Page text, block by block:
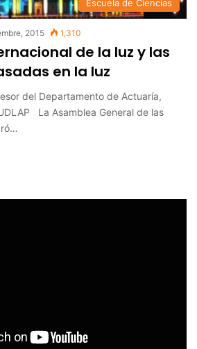
Escuela de Ciencias
2015 1,310
de la luz y las
en la luz
del Departamento de Actuaría,
La Asamblea General de las